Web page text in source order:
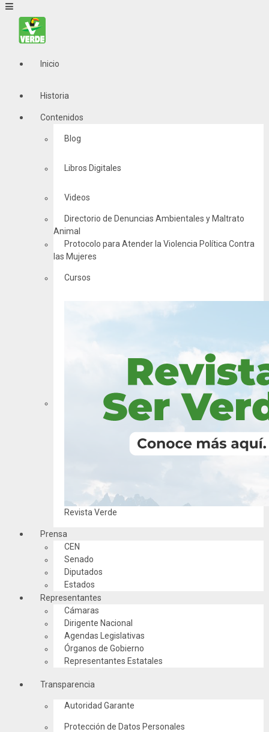
Inicio
Historia
Contenidos
Blog
Libros Digitales
Videos
Directorio de Denuncias Ambientales y Maltrato
Animal
Protocolo para Atender la Violencia Política Contra
las Mujeres
Cursos
Revista Verde
Prensa
CEN
Senado
Diputados
Estados
Representantes
Cámaras
Dirigente Nacional
Agendas Legislativas
Órganos de Gobierno
Representantes Estatales
Transparencia
Autoridad Garante
Protección de Datos Personales